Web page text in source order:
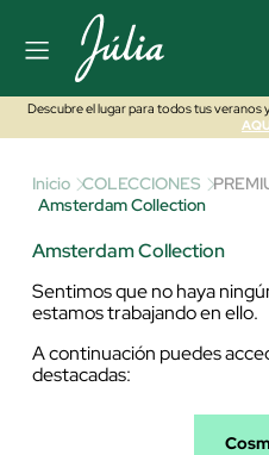
Descubre el lugar para todos tus veranos
Inicio COLECCIONES
Amsterdam Collection
Amsterdam Collection
Sentimos que no haya
estamos trabajando en ello.
A continuación puedes
destacadas: